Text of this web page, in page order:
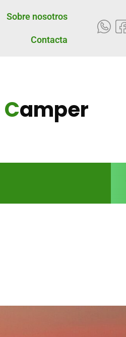
Sobre nosotros
Contacta
Camper